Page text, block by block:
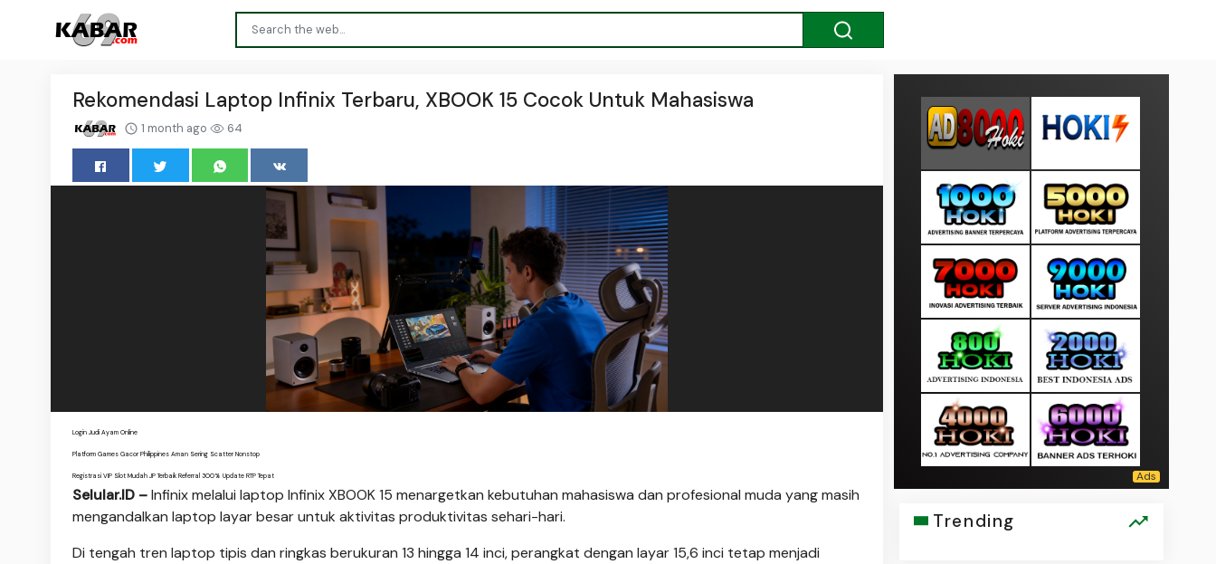
Rekomendasi Laptop Infinix Terbaru, XBOOK 15 Cocok Untuk Mahasiswa
1 month ago 64
Login Judi Ayam Online
Platform Games Gacor Philippines Aman Sering Scatter Nonstop
Registrasi VIP Slot Mudah JP Terbaik Referral 300% Update RTP Tepat
Selular.ID –Infinix melalui laptop Infinix XBOOK 15 menargetkan kebutuhan mahasiswa dan profesional muda yang masih
mengandalkan laptop layar besar untuk aktivitas produktivitas sehari-hari.
Di tengah tren laptop tipis dan ringkas berukuran 13 hingga 14 inci, perangkat dengan layar 15,6 inci tetap menjadi
Trending